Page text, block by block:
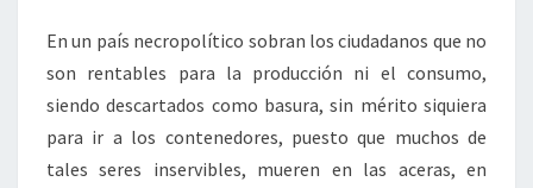
En un país necropolítico sobran los ciudadanos que no
son rentables para la producción ni el consumo,
siendo descartados como basura, sin mérito siquiera
para ir a los contenedores, puesto que muchos de
tales seres inservibles, mueren en las aceras, en